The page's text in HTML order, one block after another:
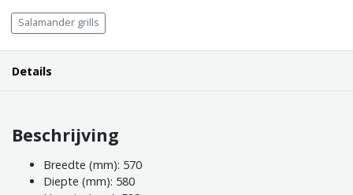
Salamander grills
Details
Beschrijving
Breedte (mm): 570
Diepte (mm): 580